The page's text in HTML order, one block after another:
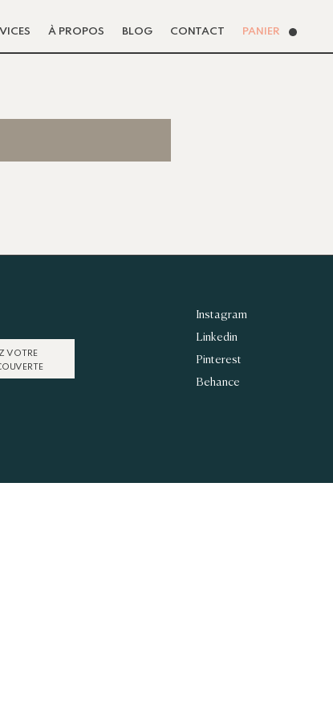
À PROPOS BLOG CONTACT PANIER
VOTRE
Instagram
Linkedin
Pinterest
Behance